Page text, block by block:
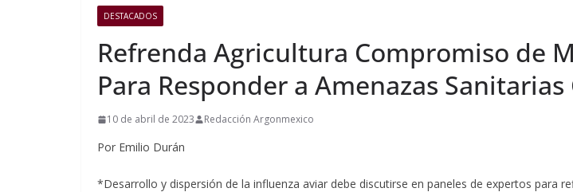
DESTACADOS
Refrenda Agricultura Compromiso de
Para Responder a Amenazas
10 de abril de 2023 Redacción Argonmexico
Por Emilio Durán
*Desarrollo y dispersión de la influenza aviar debe discutirse en paneles de expertos para